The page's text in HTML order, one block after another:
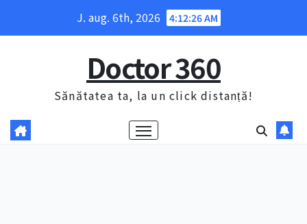
J. aug. 6th, 2026 4:12:27 AM
Doctor 360
Sănătatea ta, la un click distanță!